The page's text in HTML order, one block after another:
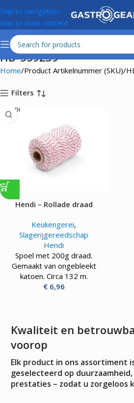
Skip to navigation
Skip to main content
HD-559239
Home Product Artikelnummer (SKU)
Filters
HENDI
Hendi – Rollade draad
Keukengerei,
Slagerijgereedschap
Hendi
Spoel met 200g draad.
Gemaakt van ongebleekt
katoen. Circa 132 m.
€6,96
Kwaliteit en
voorop
Elk product in ons assortiment
geselecteerd op
prestaties – zodat u zorgeloos